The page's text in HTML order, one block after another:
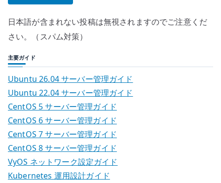
日本語が含まれない投稿は無視されますのでご注意くだ
さい。（スパム対策）
主要ガイド
Ubuntu 26.04 サーバー管理ガイド
Ubuntu 22.04 サーバー管理ガイド
CentOS 5 サーバー管理ガイド
CentOS 6 サーバー管理ガイド
CentOS 7 サーバー管理ガイド
CentOS 8 サーバー管理ガイド
VyOS ネットワーク設定ガイド
Kubernetes 運用設計ガイド